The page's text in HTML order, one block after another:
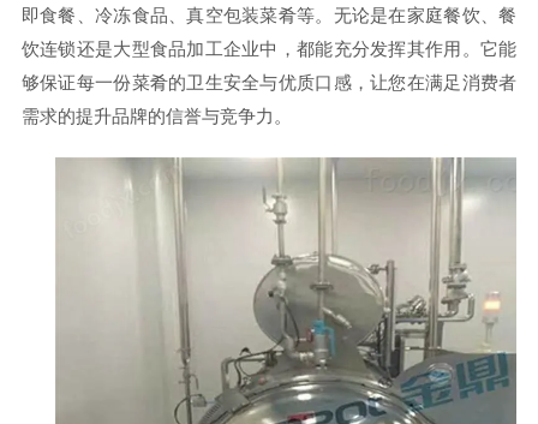
即食餐、冷冻食品、真空包装菜肴等。无论是在家庭餐饮、餐
饮连锁还是大型食品加工企业中，都能充分发挥其作用。它能
够保证每一份菜肴的卫生安全与优质口感，让您在满足消费者
需求的提升品牌的信誉与竞争力。